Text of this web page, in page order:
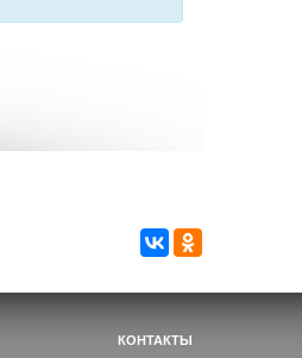
КОНТАКТЫ